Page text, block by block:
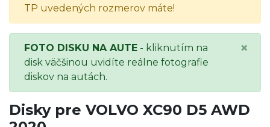
TP uvedených rozmerov máte!
FOTO DISKU NA AUTE - kliknutím na
disk väčšinou uvidíte reálne fotografie
diskov na autách.
×
Disky pre VOLVO XC90 D5 AWD